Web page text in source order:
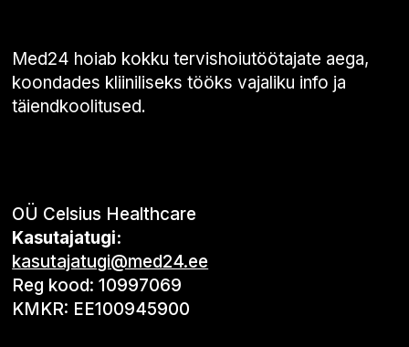
Med24 hoiab kokku tervishoiutöötajate aega,
koondades kliiniliseks tööks vajaliku info ja
täiendkoolitused.
OÜ Celsius Healthcare
Kasutajatugi:
kasutajatugi@med24.ee
Reg kood: 10997069
KMKR: EE100945900